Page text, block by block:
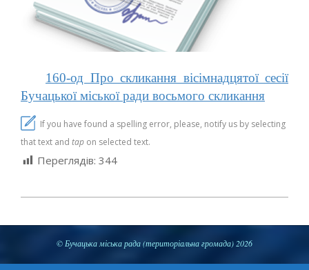
160-од Про скликання вісімнадцятої сесії
Бучацької міської ради восьмого скликання
If you have found a spelling error, please, notify us by selecting
that text and tap on selected text.
Переглядів: 344
11-
© Бучацька міська рада (територіальна громада) 2026